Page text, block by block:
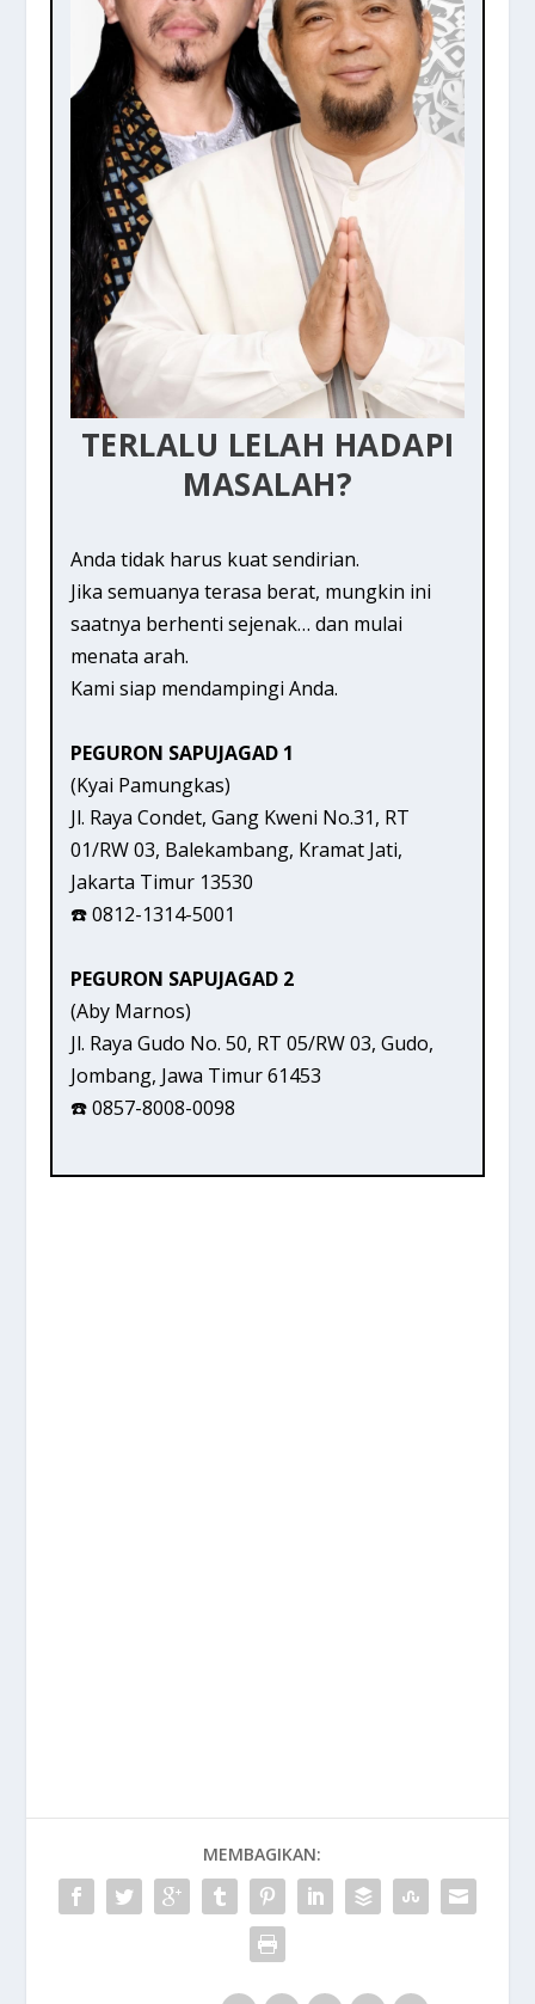
TERLALU LELAH HADAPI
MASALAH?
Anda tidak harus kuat sendirian.
Jika semuanya terasa berat, mungkin ini
saatnya berhenti sejenak… dan mulai
menata arah.
Kami siap mendampingi Anda.
PEGURON SAPUJAGAD 1
(Kyai Pamungkas)
Jl. Raya Condet, Gang Kweni No.31, RT
01/RW 03, Balekambang, Kramat Jati,
Jakarta Timur 13530
☎️ 0812-1314-5001
PEGURON SAPUJAGAD 2
(Aby Marnos)
Jl. Raya Gudo No. 50, RT 05/RW 03, Gudo,
Jombang, Jawa Timur 61453
☎️ 0857-8008-0098
MEMBAGIKAN: